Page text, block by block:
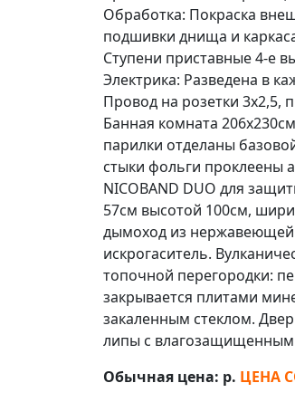
Обработка: Покраска
подшивки днища и
Ступени приставные4-е
Электрика: Разведена в
Провод на розетки 3х2,5,
Банная комната
парилки отделаны
стыки фольги проклеены
NICOBAND DUO для
57см высотой 100см,
дымоход из нержавеющей
искрогаситель.
топочной перегородки:
закрывается плитами
закаленным стеклом.
липы с влагозащищенным
Обычная цена: р. ЦЕНА